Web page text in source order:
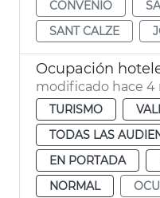
CONVENIO
SANT CALZE
modificado hace 4
TURISMO
TODAS LAS
EN PORTADA
NORMAL